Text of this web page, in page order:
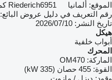
الموقع: ألمانيا Riederich6951 كم to "United States/Columbus"
رقم التعريف في دليل عروض البائع:
تاريخ النشر: 10‏/07‏/2026
هيكل
أبواب خلفية
المحرك
الماركة: OM470
القوة: 455 حصان (335 kW)
وقود: ديزل / مازوت